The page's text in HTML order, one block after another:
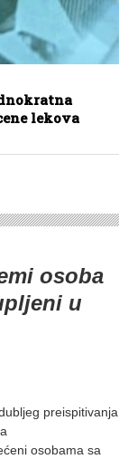
lekova
osoba
u
preispitivanja
osobama sa